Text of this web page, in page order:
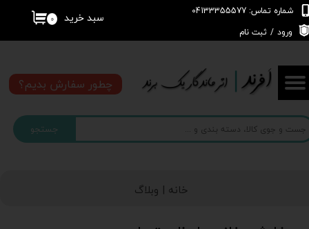
جستجو
شماره تماس: 04133355577
۰ سبد خرید
ورود / ثبت نام
حساب کاربری من
تغییر گذر واژه
سفارشات
خروج از حساب کاربری
چطور سفارش بدیم؟
خانه | وبلاگ